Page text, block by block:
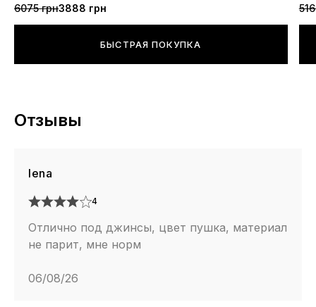
6075 грн3888 грн
БЫСТРАЯ ПОКУПКА
Отзывы
lena
4
Отлично под джинсы, цвет пушка, материал
не парит, мне норм
06/08/26